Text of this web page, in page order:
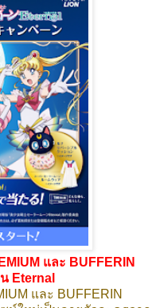
และ BUFFERIN
Eternal
และ BUFFERIN